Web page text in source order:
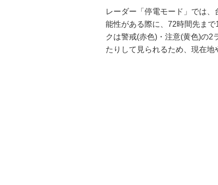
レーダー「停電モード」では
能性がある際に、72時間先ま
クは警戒(赤色)・注意(黄色)の2
たりして見られるため、現在